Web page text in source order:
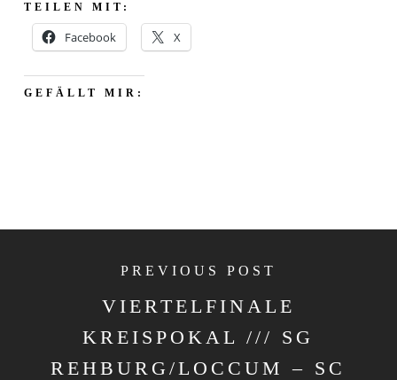
TEILEN MIT:
Facebook X
GEFÄLLT MIR:
PREVIOUS POST
VIERTELFINALE
KREISPOKAL /// SG
REHBURG/LOCCUM – SC